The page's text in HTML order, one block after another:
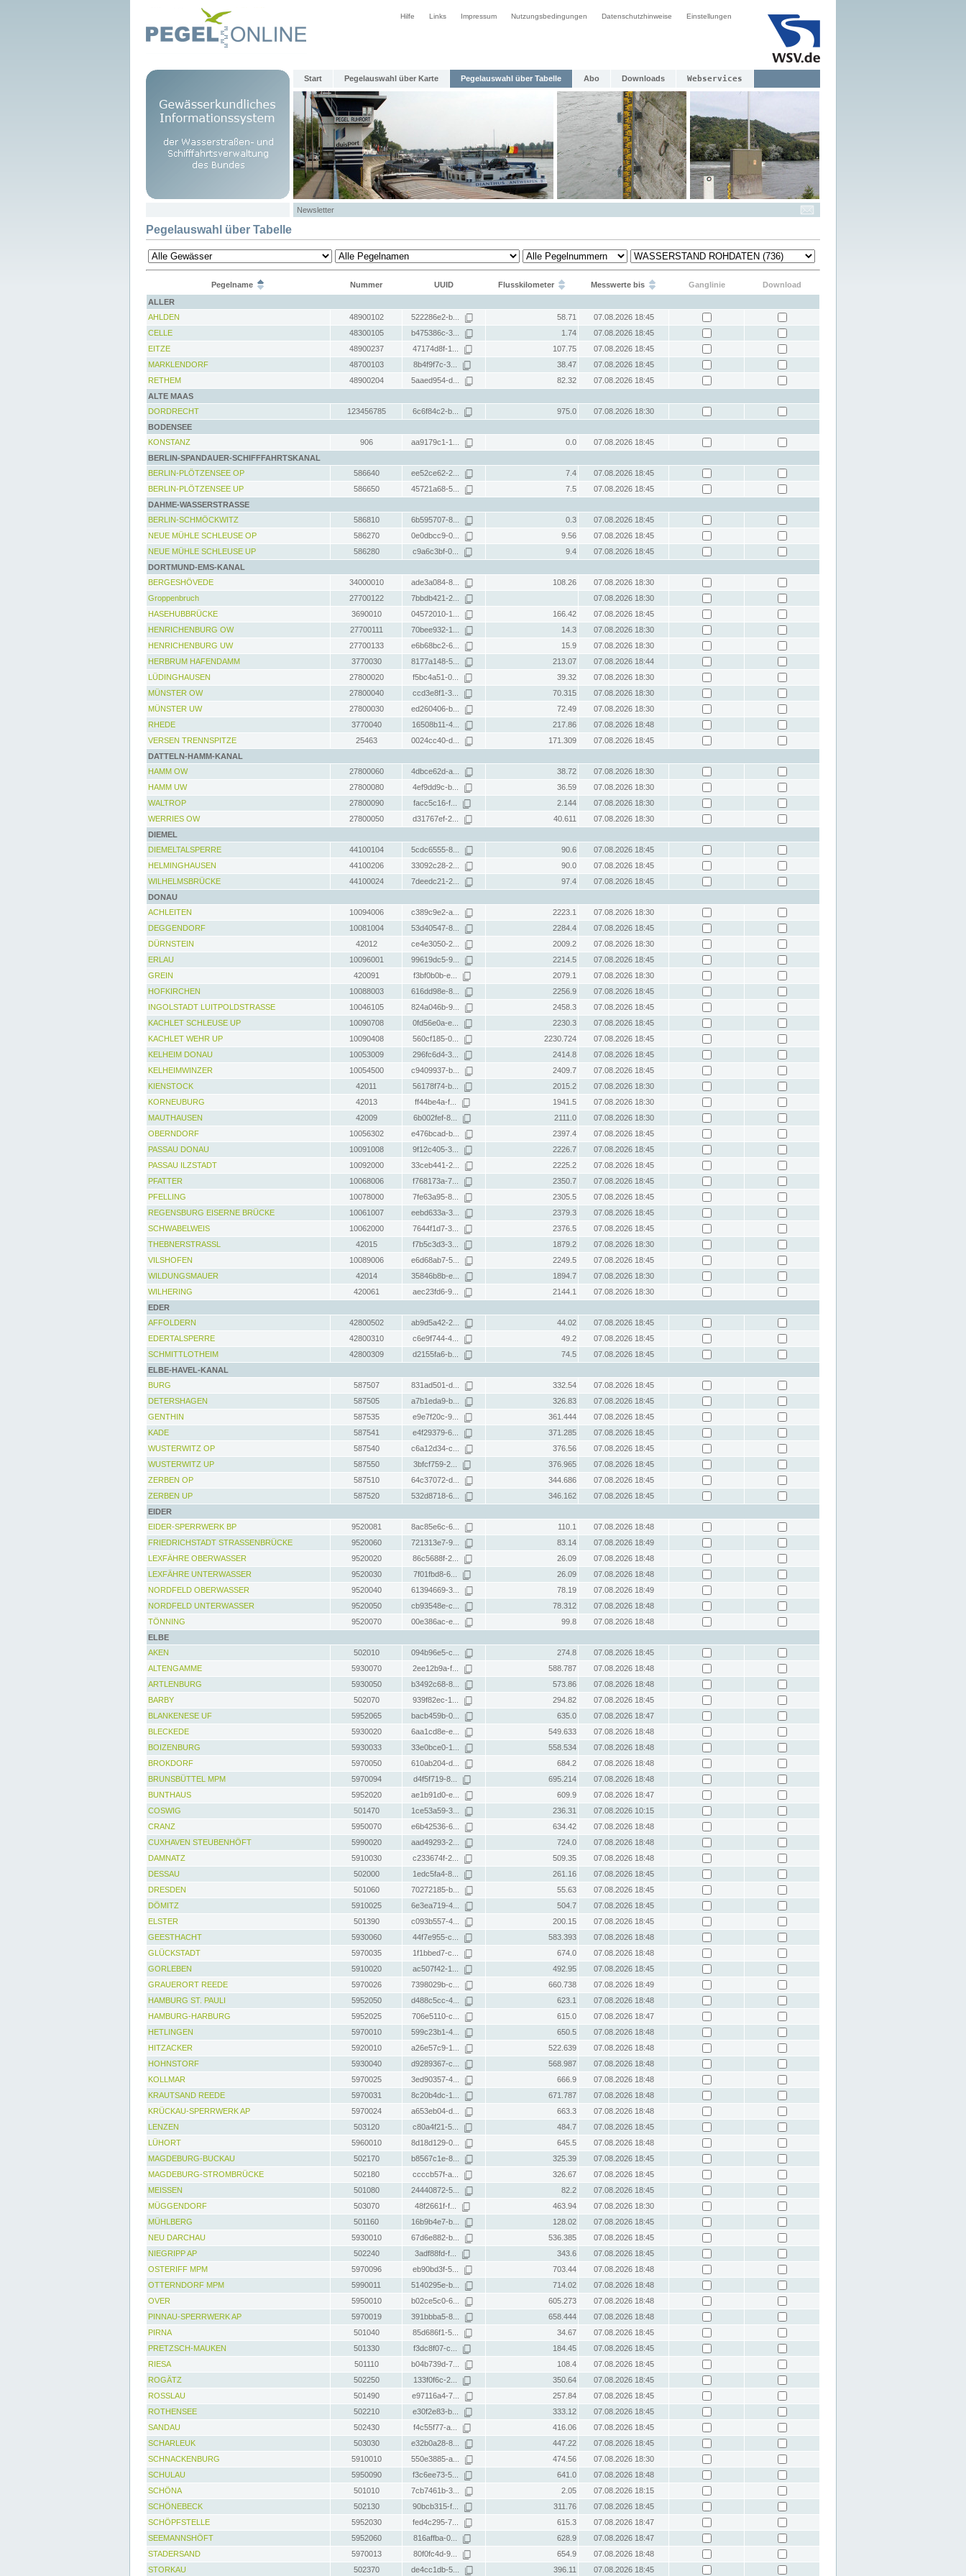
Hilfe Links Impressum Nutzungsbedingungen Datenschutzhinweise Einstellungen
Start Pegelauswahl über Karte Pegelauswahl über Tabelle Abo Downloads Webservices
Newsletter
Pegelauswahl über Tabelle
Pegelname Nummer UUID Flusskilometer Messwerte bis Ganglinie
Download
ALLER
AHLDEN
48900102 522286e2-b... 58.71
07.08.2026 18:45
CELLE
48300105 b475386c-3... 1.74
07.08.2026 18:45
EITZE
48900237 47174d8f-1... 107.75
07.08.2026 18:45
MARKLENDORF
48700103 8b4f9f7c-3... 38.47
07.08.2026 18:45
RETHEM
48900204 5aaed954-d... 82.32
07.08.2026 18:45
ALTE MAAS
DORDRECHT
123456785 6c6f84c2-b... 975.0
07.08.2026 18:30
BODENSEE
KONSTANZ
906 aa9179c1-1... 0.0
07.08.2026 18:45
BERLIN-SPANDAUER-SCHIFFFAHRTSKANAL
BERLIN-PLÖTZENSEE OP
586640 ee52ce62-2... 7.4
07.08.2026 18:45
BERLIN-PLÖTZENSEE UP
586650 45721a68-5... 7.5
07.08.2026 18:45
DAHME-WASSERSTRASSE
BERLIN-SCHMÖCKWITZ
586810 6b595707-8... 0.3
07.08.2026 18:45
NEUE MÜHLE SCHLEUSE OP
586270 0e0dbcc9-0... 9.56
07.08.2026 18:45
NEUE MÜHLE SCHLEUSE UP
586280 c9a6c3bf-0... 9.4
07.08.2026 18:45
DORTMUND-EMS-KANAL
BERGESHÖVEDE
34000010 ade3a084-8... 108.26
07.08.2026 18:30
Groppenbruch
27700122 7bbdb421-2...
07.08.2026 18:30
HASEHUBBRÜCKE
3690010 04572010-1... 166.42
07.08.2026 18:45
HENRICHENBURG OW
27700111 70bee932-1... 14.3
07.08.2026 18:30
HENRICHENBURG UW
27700133 e6b68bc2-6... 15.9
07.08.2026 18:30
HERBRUM HAFENDAMM
3770030 8177a148-5... 213.07
07.08.2026 18:44
LÜDINGHAUSEN
27800020 f5bc4a51-0... 39.32
07.08.2026 18:30
MÜNSTER OW
27800040 ccd3e8f1-3... 70.315
07.08.2026 18:30
MÜNSTER UW
27800030 ed260406-b... 72.49
07.08.2026 18:30
RHEDE
3770040 16508b11-4... 217.86
07.08.2026 18:48
VERSEN TRENNSPITZE
25463 0024cc40-d... 171.309
07.08.2026 18:45
DATTELN-HAMM-KANAL
HAMM OW
27800060 4dbce62d-a... 38.72
07.08.2026 18:30
HAMM UW
27800080 4ef9dd9c-b... 36.59
07.08.2026 18:30
WALTROP
27800090 facc5c16-f... 2.144
07.08.2026 18:30
WERRIES OW
27800050 d31767ef-2... 40.611
07.08.2026 18:30
DIEMEL
DIEMELTALSPERRE
44100104 5cdc6555-8... 90.6
07.08.2026 18:45
HELMINGHAUSEN
44100206 33092c28-2... 90.0
07.08.2026 18:45
WILHELMSBRÜCKE
44100024 7deedc21-2... 97.4
07.08.2026 18:45
DONAU
ACHLEITEN
10094006 c389c9e2-a... 2223.1
07.08.2026 18:30
DEGGENDORF
10081004 53d40547-8... 2284.4
07.08.2026 18:45
DÜRNSTEIN
42012 ce4e3050-2... 2009.2
07.08.2026 18:30
ERLAU
10096001 99619dc5-9... 2214.5
07.08.2026 18:45
GREIN
420091 f3bf0b0b-e... 2079.1
07.08.2026 18:30
HOFKIRCHEN
10088003 616dd98e-8... 2256.9
07.08.2026 18:45
INGOLSTADT LUITPOLDSTRASSE
10046105 824a046b-9... 2458.3
07.08.2026 18:45
KACHLET SCHLEUSE UP
10090708 0fd56e0a-e... 2230.3
07.08.2026 18:45
KACHLET WEHR UP
10090408 560cf185-0... 2230.724
07.08.2026 18:45
KELHEIM DONAU
10053009 296fc6d4-3... 2414.8
07.08.2026 18:45
KELHEIMWINZER
10054500 c9409937-b... 2409.7
07.08.2026 18:45
KIENSTOCK
42011 56178f74-b... 2015.2
07.08.2026 18:30
KORNEUBURG
42013 ff44be4a-f... 1941.5
07.08.2026 18:30
MAUTHAUSEN
42009 6b002fef-8... 2111.0
07.08.2026 18:30
OBERNDORF
10056302 e476bcad-b... 2397.4
07.08.2026 18:45
PASSAU DONAU
10091008 9f12c405-3... 2226.7
07.08.2026 18:45
PASSAU ILZSTADT
10092000 33ceb441-2... 2225.2
07.08.2026 18:45
PFATTER
10068006 f768173a-7... 2350.7
07.08.2026 18:45
PFELLING
10078000 7fe63a95-8... 2305.5
07.08.2026 18:45
REGENSBURG EISERNE BRÜCKE
10061007 eebd633a-3... 2379.3
07.08.2026 18:45
SCHWABELWEIS
10062000 7644f1d7-3... 2376.5
07.08.2026 18:45
THEBNERSTRASSL
42015 f7b5c3d3-3... 1879.2
07.08.2026 18:30
VILSHOFEN
10089006 e6d68ab7-5... 2249.5
07.08.2026 18:45
WILDUNGSMAUER
42014 35846b8b-e... 1894.7
07.08.2026 18:30
WILHERING
420061 aec23fd6-9... 2144.1
07.08.2026 18:30
EDER
AFFOLDERN
42800502 ab9d5a42-2... 44.02
07.08.2026 18:45
EDERTALSPERRE
42800310 c6e9f744-4... 49.2
07.08.2026 18:45
SCHMITTLOTHEIM
42800309 d2155fa6-b... 74.5
07.08.2026 18:45
ELBE-HAVEL-KANAL
BURG
587507 831ad501-d... 332.54
07.08.2026 18:45
DETERSHAGEN
587505 a7b1eda9-b... 326.83
07.08.2026 18:45
GENTHIN
587535 e9e7f20c-9... 361.444
07.08.2026 18:45
KADE
587541 e4f29379-6... 371.285
07.08.2026 18:45
WUSTERWITZ OP
587540 c6a12d34-c... 376.56
07.08.2026 18:45
WUSTERWITZ UP
587550 3bfcf759-2... 376.965
07.08.2026 18:45
ZERBEN OP
587510 64c37072-d... 344.686
07.08.2026 18:45
ZERBEN UP
587520 532d8718-6... 346.162
07.08.2026 18:45
EIDER
EIDER-SPERRWERK BP
9520081 8ac85e6c-6... 110.1
07.08.2026 18:48
FRIEDRICHSTADT STRASSENBRÜCKE
9520060 721313e7-9... 83.14
07.08.2026 18:49
LEXFÄHRE OBERWASSER
9520020 86c5688f-2... 26.09
07.08.2026 18:48
LEXFÄHRE UNTERWASSER
9520030 7f01fbd8-6... 26.09
07.08.2026 18:48
NORDFELD OBERWASSER
9520040 61394669-3... 78.19
07.08.2026 18:49
NORDFELD UNTERWASSER
9520050 cb93548e-c... 78.312
07.08.2026 18:48
TÖNNING
9520070 00e386ac-e... 99.8
07.08.2026 18:48
ELBE
AKEN
502010 094b96e5-c... 274.8
07.08.2026 18:45
ALTENGAMME
5930070 2ee12b9a-f... 588.787
07.08.2026 18:48
ARTLENBURG
5930050 b3492c68-8... 573.86
07.08.2026 18:48
BARBY
502070 939f82ec-1... 294.82
07.08.2026 18:45
BLANKENESE UF
5952065 bacb459b-0... 635.0
07.08.2026 18:47
BLECKEDE
5930020 6aa1cd8e-e... 549.633
07.08.2026 18:48
BOIZENBURG
5930033 33e0bce0-1... 558.534
07.08.2026 18:48
BROKDORF
5970050 610ab204-d... 684.2
07.08.2026 18:48
BRUNSBÜTTEL MPM
5970094 d4f5f719-8... 695.214
07.08.2026 18:48
BUNTHAUS
5952020 ae1b91d0-e... 609.9
07.08.2026 18:47
COSWIG
501470 1ce53a59-3... 236.31
07.08.2026 10:15
CRANZ
5950070 e6b42536-6... 634.42
07.08.2026 18:48
CUXHAVEN STEUBENHÖFT
5990020 aad49293-2... 724.0
07.08.2026 18:48
DAMNATZ
5910030 c233674f-2... 509.35
07.08.2026 18:48
DESSAU
502000 1edc5fa4-8... 261.16
07.08.2026 18:45
DRESDEN
501060 70272185-b... 55.63
07.08.2026 18:45
DÖMITZ
5910025 6e3ea719-4... 504.7
07.08.2026 18:45
ELSTER
501390 c093b557-4... 200.15
07.08.2026 18:45
GEESTHACHT
5930060 44f7e955-c... 583.393
07.08.2026 18:48
GLÜCKSTADT
5970035 1f1bbed7-c... 674.0
07.08.2026 18:48
GORLEBEN
5910020 ac507f42-1... 492.95
07.08.2026 18:45
GRAUERORT REEDE
5970026 7398029b-c... 660.738
07.08.2026 18:49
HAMBURG ST. PAULI
5952050 d488c5cc-4... 623.1
07.08.2026 18:48
HAMBURG-HARBURG
5952025 706e5110-c... 615.0
07.08.2026 18:47
HETLINGEN
5970010 599c23b1-4... 650.5
07.08.2026 18:48
HITZACKER
5920010 a26e57c9-1... 522.639
07.08.2026 18:48
HOHNSTORF
5930040 d9289367-c... 568.987
07.08.2026 18:48
KOLLMAR
5970025 3ed90357-4... 666.9
07.08.2026 18:48
KRAUTSAND REEDE
5970031 8c20b4dc-1... 671.787
07.08.2026 18:48
KRÜCKAU-SPERRWERK AP
5970024 a653eb04-d... 663.3
07.08.2026 18:48
LENZEN
503120 c80a4f21-5... 484.7
07.08.2026 18:45
LÜHORT
5960010 8d18d129-0... 645.5
07.08.2026 18:48
MAGDEBURG-BUCKAU
502170 b8567c1e-8... 325.39
07.08.2026 18:45
MAGDEBURG-STROMBRÜCKE
502180 ccccb57f-a... 326.67
07.08.2026 18:45
MEISSEN
501080 24440872-5... 82.2
07.08.2026 18:45
MÜGGENDORF
503070 48f2661f-f... 463.94
07.08.2026 18:30
MÜHLBERG
501160 16b9b4e7-b... 128.02
07.08.2026 18:45
NEU DARCHAU
5930010 67d6e882-b... 536.385
07.08.2026 18:45
NIEGRIPP AP
502240 3adf88fd-f... 343.6
07.08.2026 18:45
OSTERIFF MPM
5970096 eb90bd3f-5... 703.44
07.08.2026 18:48
OTTERNDORF MPM
5990011 5140295e-b... 714.02
07.08.2026 18:48
OVER
5950010 b02ce5c0-6... 605.273
07.08.2026 18:48
PINNAU-SPERRWERK AP
5970019 391bbba5-8... 658.444
07.08.2026 18:48
PIRNA
501040 85d686f1-5... 34.67
07.08.2026 18:45
PRETZSCH-MAUKEN
501330 f3dc8f07-c... 184.45
07.08.2026 18:45
RIESA
501110 b04b739d-7... 108.4
07.08.2026 18:45
ROGÄTZ
502250 133f0f6c-2... 350.64
07.08.2026 18:45
ROSSLAU
501490 e97116a4-7... 257.84
07.08.2026 18:45
ROTHENSEE
502210 e30f2e83-b... 333.12
07.08.2026 18:45
SANDAU
502430 f4c55f77-a... 416.06
07.08.2026 18:45
SCHARLEUK
503030 e32b0a28-8... 447.22
07.08.2026 18:45
SCHNACKENBURG
5910010 550e3885-a... 474.56
07.08.2026 18:30
SCHULAU
5950090 f3c6ee73-5... 641.0
07.08.2026 18:48
SCHÖNA
501010 7cb7461b-3... 2.05
07.08.2026 18:15
SCHÖNEBECK
502130 90bcb315-f... 311.76
07.08.2026 18:45
SCHÖPFSTELLE
5952030 fed4c295-7... 615.3
07.08.2026 18:47
SEEMANNSHÖFT
5952060 816affba-0... 628.9
07.08.2026 18:47
STADERSAND
5970013 80f0fc4d-9... 654.9
07.08.2026 18:48
STORKAU
502370 de4cc1db-5... 396.11 07.08.2026 18:45